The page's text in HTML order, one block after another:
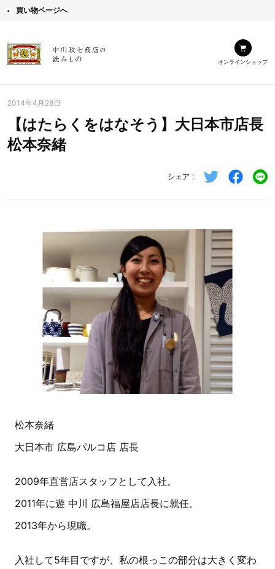
買い物ページへ
オンラインショップ
2014年4月28日
【はたらくをはなそう】大日本市店長
松本奈緒
シェア
松本奈緒
大日本市 広島パルコ店 店長
2009年直営店スタッフとして入社。
2011年に遊 中川 広島福屋店店長に就任。
2013年から現職。
入社して5年目ですが、私の根っこの部分は大きく変わ